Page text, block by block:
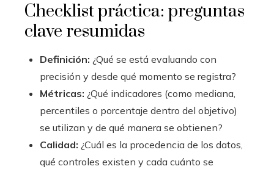
Checklist práctica: preguntas
clave resumidas
Definición: ¿Qué se está evaluando con
precisión y desde qué momento se registra?
Métricas: ¿Qué indicadores (como mediana,
percentiles o porcentaje dentro del objetivo)
se utilizan y de qué manera se obtienen?
Calidad: ¿Cuál es la procedencia de los datos,
qué controles existen y cada cuánto se